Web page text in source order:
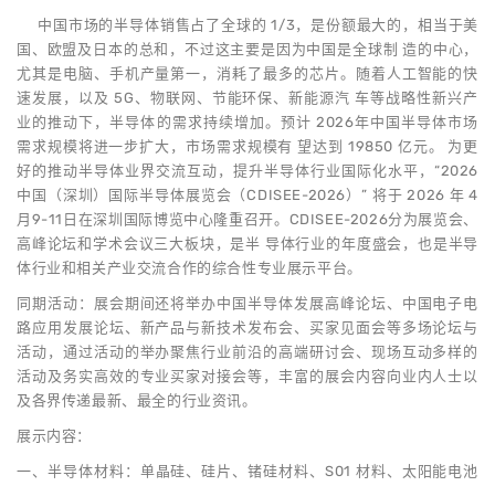
中国市场的半导体销售占了全球的 1/3，是份额最大的，相当于美
国、欧盟及日本的总和，不过这主要是因为中国是全球制 造的中心，
尤其是电脑、手机产量第一，消耗了最多的芯片。随着人工智能的快
速发展，以及 5G、物联网、节能环保、新能源汽 车等战略性新兴产
业的推动下，半导体的需求持续增加。预计 2026年中国半导体市场
需求规模将进一步扩大，市场需求规模有 望达到 19850 亿元。 为更
好的推动半导体业界交流互动，提升半导体行业国际化水平，“2026
中国（深圳）国际半导体展览会（CDISEE-2026）” 将于 2026 年 4
月9-11日在深圳国际博览中心隆重召开。CDISEE-2026分为展览会、
高峰论坛和学术会议三大板块，是半 导体行业的年度盛会，也是半导
体行业和相关产业交流合作的综合性专业展示平台。
同期活动：展会期间还将举办中国半导体发展高峰论坛、中国电子电
路应用发展论坛、新产品与新技术发布会、买家见面会等多场论坛与
活动，通过活动的举办聚焦行业前沿的高端研讨会、现场互动多样的
活动及务实高效的专业买家对接会等，丰富的展会内容向业内人士以
及各界传递最新、最全的行业资讯。
展示内容：
一、半导体材料：单晶硅、硅片、锗硅材料、S01 材料、太阳能电池